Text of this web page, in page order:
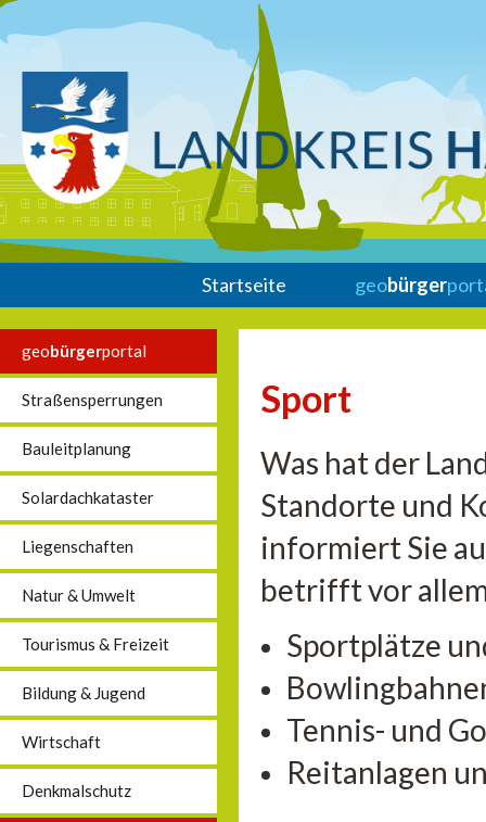
Startseite geobürger
geobürgerportal
Straßensperrungen
Bauleitplanung
Solardachkataster
Liegenschaften
Natur & Umwelt
Tourismus & Freizeit
Bildung & Jugend
Wirtschaft
Denkmalschutz
Sport
Was hat der
Standorte und
informiert Sie
betrifft vor
Sportplätze
Tennis- und
Reitanlagen